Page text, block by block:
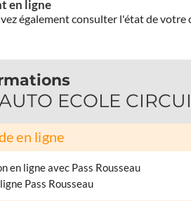
en ligne
également consulter l'état de
ECOLE
en ligne
en ligne avec Pass Rousseau
Pass Rousseau